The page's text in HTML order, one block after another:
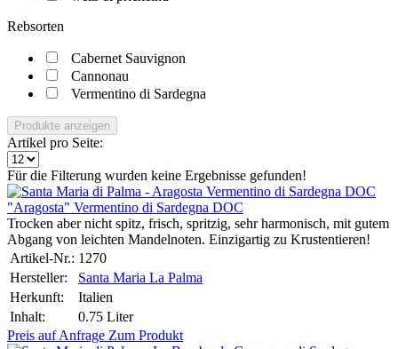
Rebsorten
Cabernet Sauvignon
Cannonau
Vermentino di Sardegna
Produkte anzeigen
Artikel pro Seite:
Für die Filterung wurden keine Ergebnisse gefunden!
"Aragosta" Vermentino di Sardegna DOC
Trocken aber nicht spitz, frisch, spritzig, sehr harmonisch, mit gutem
Abgang von leichten Mandelnoten. Einzigartig zu Krustentieren!
Artikel-Nr.: 1270
Hersteller:
Santa Maria La Palma
Herkunft:
Italien
Inhalt:
0.75 Liter
Preis auf Anfrage Zum Produkt